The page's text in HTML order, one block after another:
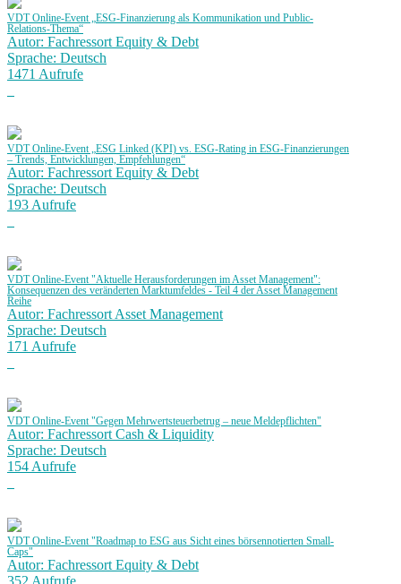
VDT Online-Event „ESG-Finanzierung als Kommunikation und Public-
Relations-Thema“
Autor: Fachressort Equity & Debt
Sprache: Deutsch
1471 Aufrufe
VDT Online-Event „ESG Linked (KPI) vs. ESG-Rating in ESG-Finanzierungen
– Trends, Entwicklungen, Empfehlungen“
Autor: Fachressort Equity & Debt
Sprache: Deutsch
193 Aufrufe
VDT Online-Event "Aktuelle Herausforderungen im Asset Management":
Konsequenzen des veränderten Marktumfeldes - Teil 4 der Asset Management
Reihe
Autor: Fachressort Asset Management
Sprache: Deutsch
171 Aufrufe
VDT Online-Event "Gegen Mehrwertsteuerbetrug – neue Meldepflichten"
Autor: Fachressort Cash & Liquidity
Sprache: Deutsch
154 Aufrufe
VDT Online-Event "Roadmap to ESG aus Sicht eines börsennotierten Small-
Caps"
Autor: Fachressort Equity & Debt